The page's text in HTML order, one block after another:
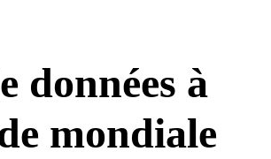
données à
mondiale